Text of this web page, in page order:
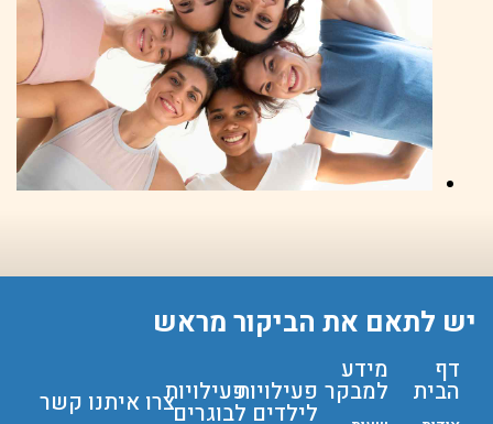
יש לתאם את הביקור מראש
דף
הבית
מידע
למבקר פעילויות
לילדים
פעילויות
לבוגריםצרו איתנו קשר